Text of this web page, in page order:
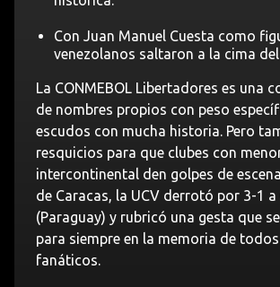
Con Juan Manuel Cuesta como
venezolanos saltaron a la cima
La CONMEBOL Libertadores es una
de nombres propios con peso
escudos con mucha historia. Pero
resquicios para que clubes con
intercontinental den golpes de
de Caracas, la UCV derrotó por 3-1 a
(Paraguay) y rubricó una gesta que
para siempre en la memoria de
fanáticos.